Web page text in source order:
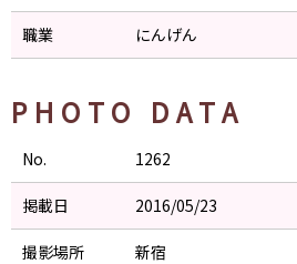
職業 にんげん
PHOTO DATA
No. 1262
掲載日 2016/05/23
撮影場所 新宿